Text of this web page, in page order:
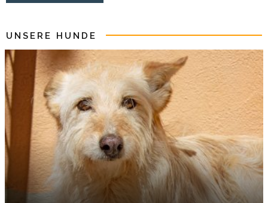
UNSERE HUNDE